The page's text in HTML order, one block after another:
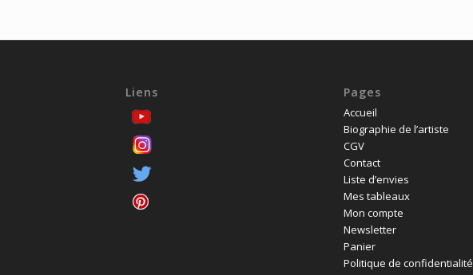
Liens Pages
Accueil
Biographie de l’artiste
CGV
Contact
Liste d’envies
Mes tableaux
Mon compte
Newsletter
Panier
Politique de confidentialité